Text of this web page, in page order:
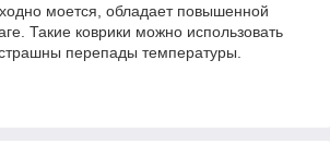
моется, обладает повышенной
Такие коврики можно использовать
перепады температуры.